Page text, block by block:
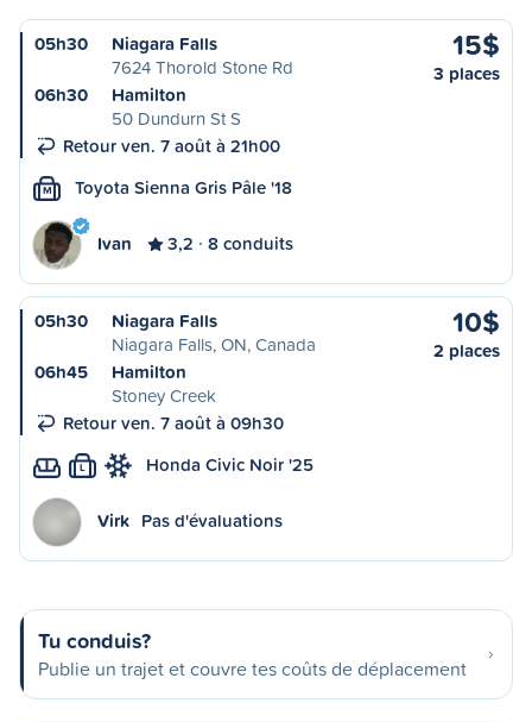
05h30
Niagara Falls
7624 Thorold Stone Rd
06h30
Hamilton
50 Dundurn St S
Retour ven. 7 août à 21h00
15$
3 places
M Toyota Sienna Gris Pâle '18
Ivan 3,2 8 conduits
05h30
Niagara Falls
Niagara Falls, ON, Canada
06h45
Hamilton
Stoney Creek
Retour ven. 7 août à 09h30
10$
2 places
L Honda Civic Noir '25
Virk Pas d'évaluations
Tu conduis?
Publie un trajet et couvre tes coûts de déplacement